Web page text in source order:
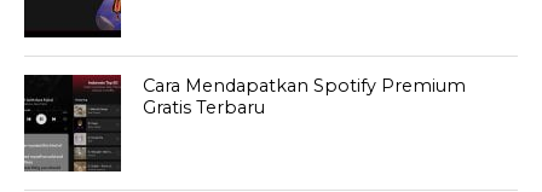
Cara Mendapatkan Spotify Premium
Gratis Terbaru